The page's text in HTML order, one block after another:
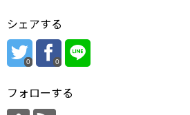
シェアする
0 0
フォローする